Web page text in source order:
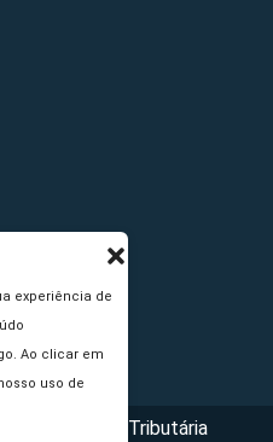
experiência de
Ao clicar em
uso de
da Reforma Tributária